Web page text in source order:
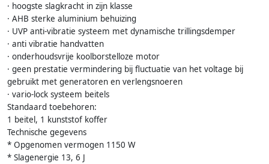
· hoogste slagkracht in zijn klasse
· AHB sterke aluminium behuizing
· UVP anti-vibratie systeem met dynamische trillingsdemper
· anti vibratie handvatten
· onderhoudsvrije koolborstelloze motor
· geen prestatie vermindering bij fluctuatie van het voltage bij
gebruikt met generatoren en verlengsnoeren
· vario-lock systeem beitels
Standaard toebehoren:
1 beitel, 1 kunststof koffer
Technische gegevens
* Opgenomen vermogen 1150 W
* Slagenergie 13, 6 J